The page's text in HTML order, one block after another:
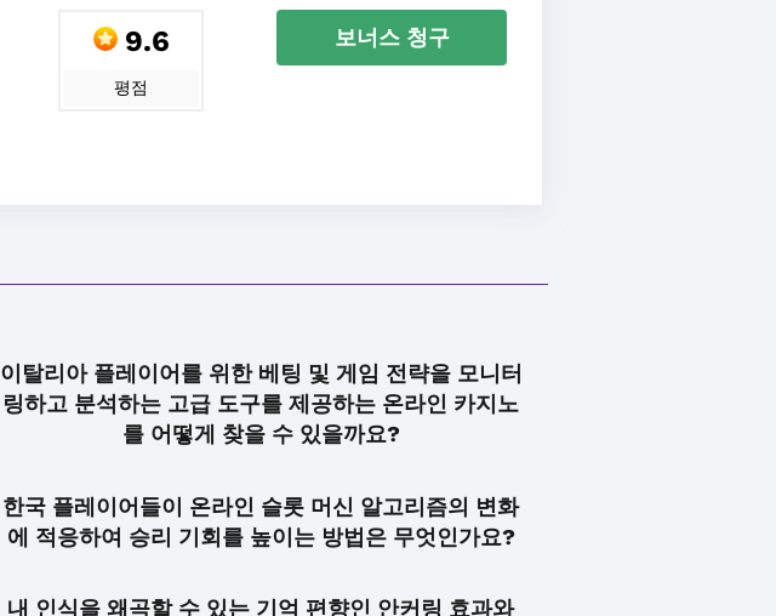
9.6
평점
보너스 청구
이탈리아 플레이어를 위한 베팅 및 게임 전략을 모니터
링하고 분석하는 고급 도구를 제공하는 온라인 카지노
를 어떻게 찾을 수 있을까요?
한국 플레이어들이 온라인 슬롯 머신 알고리즘의 변화
에 적응하여 승리 기회를 높이는 방법은 무엇인가요?
내 인식을 왜곡할 수 있는 기억 편향인 안커링 효과와